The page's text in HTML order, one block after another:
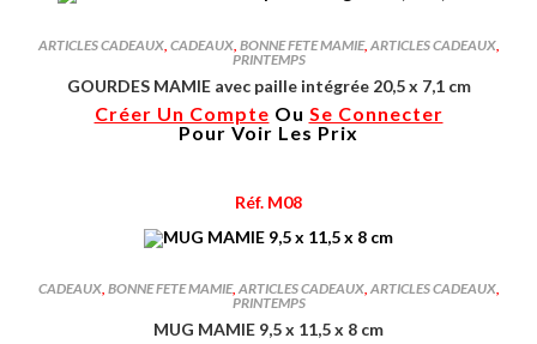
ARTICLES CADEAUX, CADEAUX, BONNE FETE MAMIE, ARTICLES CADEAUX,
PRINTEMPS
GOURDES MAMIE avec paille intégrée 20,5 x 7,1 cm
Créer Un Compte Ou Se Connecter
Pour Voir Les Prix
Réf. M08
CADEAUX, BONNE FETE MAMIE, ARTICLES CADEAUX, ARTICLES CADEAUX,
PRINTEMPS
MUG MAMIE 9,5 x 11,5 x 8 cm